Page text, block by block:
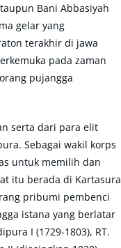
Bani Abbasiyah
gelar yang
terakhir di jawa
pada zaman
pujangga
serta dari para elit
Sebagai wakil korps
untuk memilih dan
itu berada di Kartasura
pribumi pembenci
istana yang berlatar
I (1729-1803), RT.